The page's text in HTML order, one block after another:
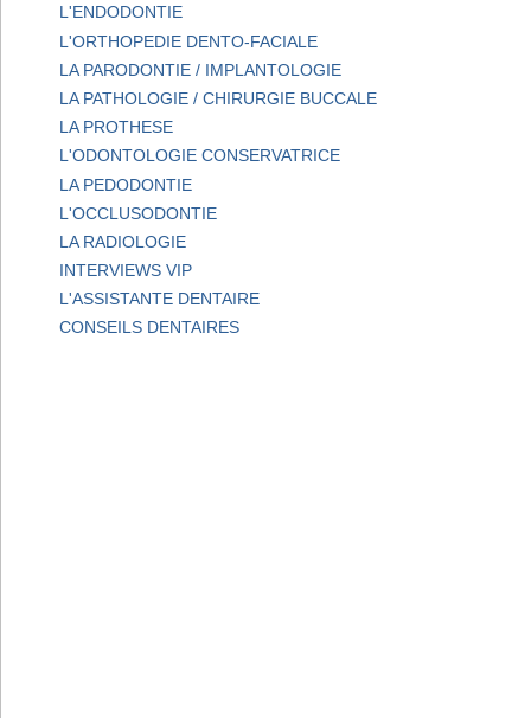
L'ENDODONTIE
L'ORTHOPEDIE DENTO-FACIALE
LA PARODONTIE / IMPLANTOLOGIE
LA PATHOLOGIE / CHIRURGIE BUCCALE
LA PROTHESE
L'ODONTOLOGIE CONSERVATRICE
LA PEDODONTIE
L'OCCLUSODONTIE
LA RADIOLOGIE
INTERVIEWS VIP
L'ASSISTANTE DENTAIRE
CONSEILS DENTAIRES